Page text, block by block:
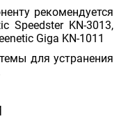
рекомендуется
Speedster KN-3013,
Giga KN-1011
для устранения